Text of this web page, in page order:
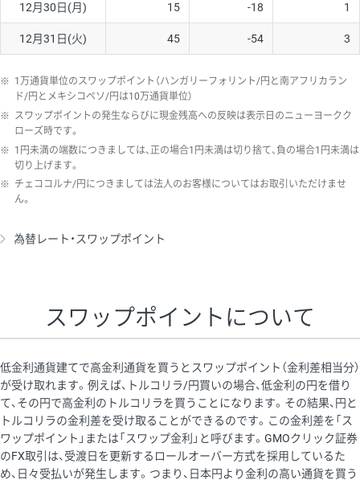
12月30日(月) 15 -18 1
12月31日(火) 45 -54 3
※ 1万通貨単位のスワップポイント（ハンガリーフォリント/円と南アフリカラン
ド/円とメキシコペソ/円は10万通貨単位）
※ スワップポイントの発生ならびに現金残高への反映は表示日のニューヨークク
ローズ時です。
※ 1円未満の端数につきましては、正の場合1円未満は切り捨て、負の場合1円未満は
切り上げます。
※ チェココルナ/円につきましては法人のお客様についてはお取引いただけませ
ん。
為替レート・スワップポイント
スワップポイントについて
低金利通貨建てで高金利通貨を買うとスワップポイント（金利差相当分）
が受け取れます。例えば、トルコリラ/円買いの場合、低金利の円を借り
て、その円で高金利のトルコリラを買うことになります。その結果、円と
トルコリラの金利差を受け取ることができるのです。この金利差を「ス
ワップポイント」または「スワップ金利」と呼びます。GMOクリック証券
のFX取引は、受渡日を更新するロールオーバー方式を採用しているた
め、日々受払いが発生します。つまり、日本円より金利の高い通貨を買う